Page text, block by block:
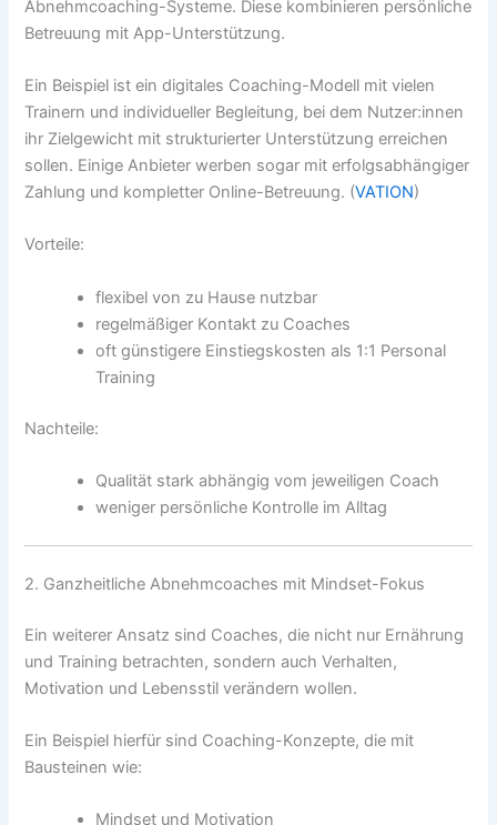
Abnehmcoaching-Systeme. Diese kombinieren persönliche
Betreuung mit App-Unterstützung.
Ein Beispiel ist ein digitales Coaching-Modell mit vielen
Trainern und individueller Begleitung, bei dem Nutzer:innen
ihr Zielgewicht mit strukturierter Unterstützung erreichen
sollen. Einige Anbieter werben sogar mit erfolgsabhängiger
Zahlung und kompletter Online-Betreuung. (VATION)
Vorteile:
flexibel von zu Hause nutzbar
regelmäßiger Kontakt zu Coaches
oft günstigere Einstiegskosten als 1:1 Personal
Training
Nachteile:
Qualität stark abhängig vom jeweiligen Coach
weniger persönliche Kontrolle im Alltag
2. Ganzheitliche Abnehmcoaches mit Mindset-Fokus
Ein weiterer Ansatz sind Coaches, die nicht nur Ernährung
und Training betrachten, sondern auch Verhalten,
Motivation und Lebensstil verändern wollen.
Ein Beispiel hierfür sind Coaching-Konzepte, die mit
Bausteinen wie:
Mindset und Motivation